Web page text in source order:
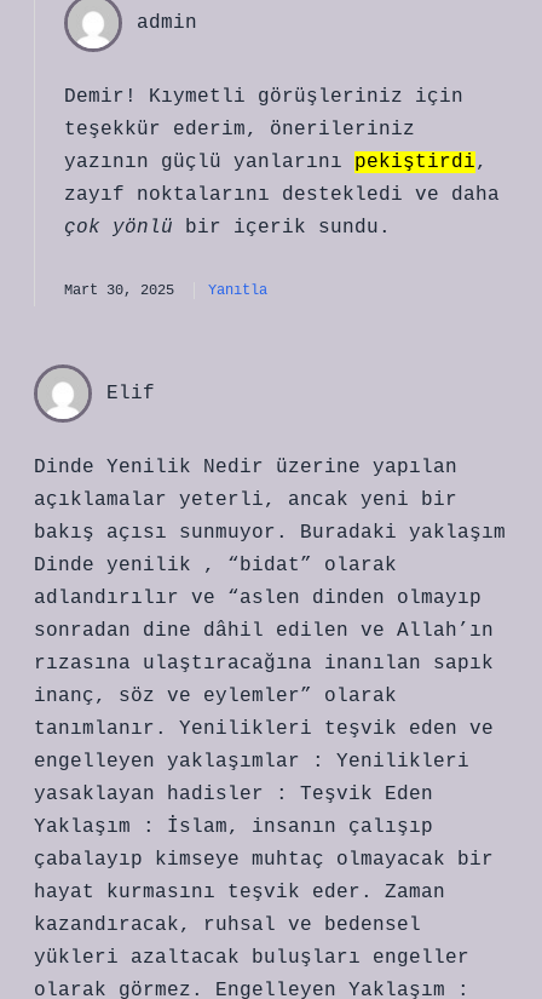
admin
Demir! Kıymetli görüşleriniz için
teşekkür ederim, önerileriniz
yazının güçlü yanlarını pekiştirdi,
zayıf noktalarını destekledi ve daha
çok yönlü bir içerik sundu.
Mart 30, 2025 Yanıtla
Elif
Dinde Yenilik Nedir üzerine yapılan
açıklamalar yeterli, ancak yeni bir
bakış açısı sunmuyor. Buradaki yaklaşım
Dinde yenilik , “bidat” olarak
adlandırılır ve “aslen dinden olmayıp
sonradan dine dâhil edilen ve Allah’ın
rızasına ulaştıracağına inanılan sapık
inanç, söz ve eylemler” olarak
tanımlanır. Yenilikleri teşvik eden ve
engelleyen yaklaşımlar : Yenilikleri
yasaklayan hadisler : Teşvik Eden
Yaklaşım : İslam, insanın çalışıp
çabalayıp kimseye muhtaç olmayacak bir
hayat kurmasını teşvik eder. Zaman
kazandıracak, ruhsal ve bedensel
yükleri azaltacak buluşları engeller
olarak görmez. Engelleyen Yaklaşım :